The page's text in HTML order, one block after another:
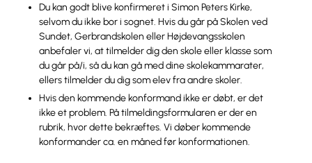
Du kan godt blive konfirmeret i Simon Peters Kirke,
selvom du ikke bor i sognet. Hvis du går på Skolen ved
Sundet, Gerbrandskolen eller Højdevangsskolen
anbefaler vi, at tilmelder dig den skole eller klasse som
du går på/i, så du kan gå med dine skolekammarater,
ellers tilmelder du dig som elev fra andre skoler.
Hvis den kommende konformand ikke er døbt, er det
ikke et problem. På tilmeldingsformularen er der en
rubrik, hvor dette bekræftes. Vi døber kommende
konformander ca. en måned før konformationen.